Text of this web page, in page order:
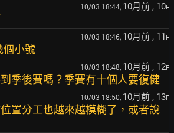
10/03 18:44, 10月前 , 10F
10/03 18:46, 10月前 , 11 F
個小號
10/03 18:48, 10月前 , 12F
季後賽嗎？季賽有十個人要復健
10/03 18:50, 10月前 , 13F
置分工也越來越模糊了，或者說